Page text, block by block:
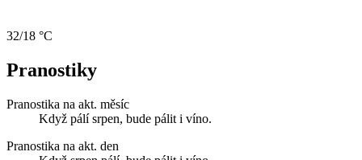
32/18 °C
Pranostiky
Pranostika na akt. měsíc
Když pálí srpen, bude pálit i víno.
Pranostika na akt. den